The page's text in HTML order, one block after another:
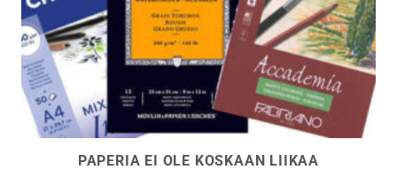
PAPERIA EI OLE KOSKAAN LIIKAA